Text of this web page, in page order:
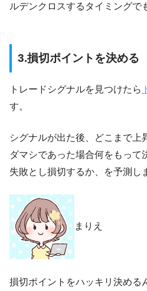
ルデンクロスするタイミングで
3.損切ポイントを決める
トレードシグナルを見つけたら
す。
シグナルが出た後、どこまで上
ダマシであった場合何をもって
失敗とし損切するか、を予測し
まりえ
損切ポイントをハッキリ決める